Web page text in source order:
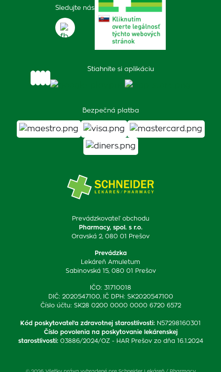
Prevádzkovateľ obchodu
Pharmacy, spol. s r.o.
Oravská 2, 080 01 Prešov
Prevádzka
Lekáreň Amuletum
Sabinovská 15, 080 01 Prešov
IČO: 31710018
DIČ: 2020547100, IČ DPH: SK2020547100
Číslo účtu: SK28 0200 0000 0000 6720 6572
Kód poskytovateľa zdravotnej starostlivosti: N57298160301
Číslo povolenia na poskytovanie lekárenskej
starostlivosti: 03886/2024/OZ - HAR Prešov zo dňa 16.1.2024
Sledujte nás
Stiahnite si aplikáciu
Bezpečná platba